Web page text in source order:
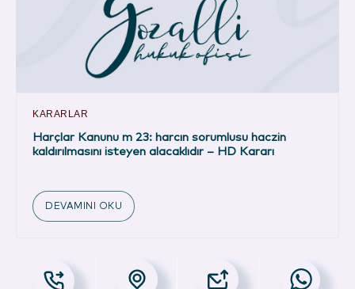
KARARLAR
Harçlar Kanunu m 23: harcın sorumlusu haczin
kaldırılmasını isteyen alacaklıdır – HD Kararı
DEVAMINI OKU